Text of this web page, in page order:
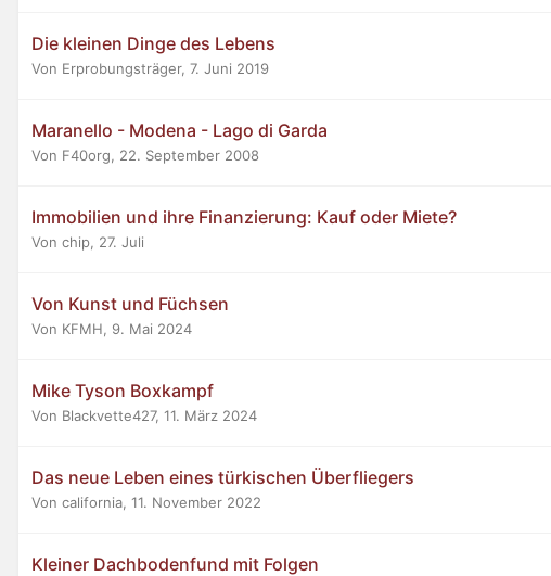
Die kleinen Dinge des Lebens
Von Erprobungsträger, 7. Juni 2019
Maranello - Modena - Lago di Garda
Von F40org, 22. September 2008
Immobilien und ihre Finanzierung: Kauf oder Miete?
Von chip, 27. Juli
Von Kunst und Füchsen
Von KFMH, 9. Mai 2024
Mike Tyson Boxkampf
Von Blackvette427, 11. März 2024
Das neue Leben eines türkischen Überfliegers
Von california, 11. November 2022
Kleiner Dachbodenfund mit Folgen